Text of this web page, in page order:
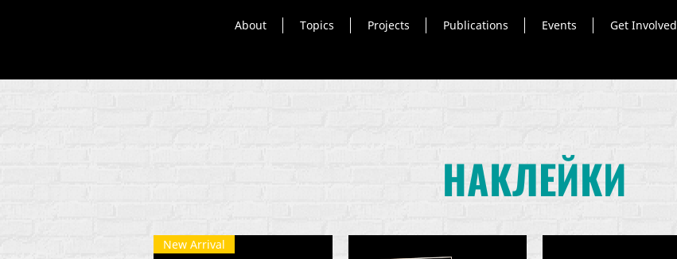
About Topics Projects Publications Events Get Involved
НАКЛЕЙКИ
New Arrival